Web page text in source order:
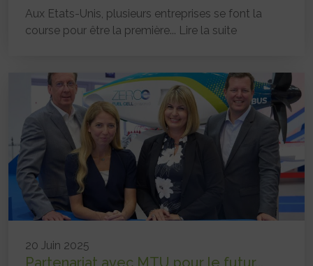
Aux Etats-Unis, plusieurs entreprises se font la
course pour être la première... Lire la suite
20 Juin 2025